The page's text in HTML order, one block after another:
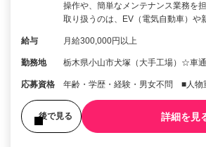
操作や、簡単なメンテナンス業務を
取り扱うのは、EV（電気自動車）
給与 月給300,000円以上
勤務地 栃木県小山市犬塚（大手工場）☆車
応募資格 年齢・学歴・経験・男⼥不問 ■⼈物
後で見る 詳細を見